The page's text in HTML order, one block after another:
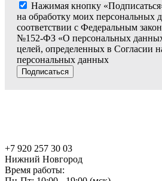
Нажимая кнопку
на обработку моих персональных
соответствии с Федеральным
№152-ФЗ «О персональных
целей, определенных в Согласии
персональных данных
Подписаться
+7 920 257 30 03
Нижний Новгород
Время работы: